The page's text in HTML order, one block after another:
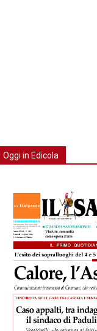
Oggi in Edicola